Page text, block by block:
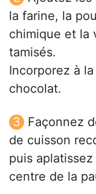
la farine, la
chimique et la
tamisés.
Incorporez à
chocolat.
Façonnez
de cuisson
puis
centre de la